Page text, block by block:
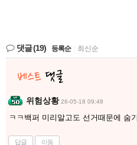
댓글(19) 등록순 최신순
위험상황 26-05-18 09:48
ㅋㅋ백퍼 미리알고도 선거때문에 숨
답글 이동